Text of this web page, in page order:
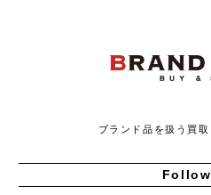
ブランド品を扱う買